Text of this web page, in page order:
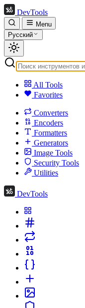
DevTools
Menu
Русский
All Tools
Favorites
Converters
Encoders
Formatters
Generators
Image Tools
Security Tools
Utilities
DevTools